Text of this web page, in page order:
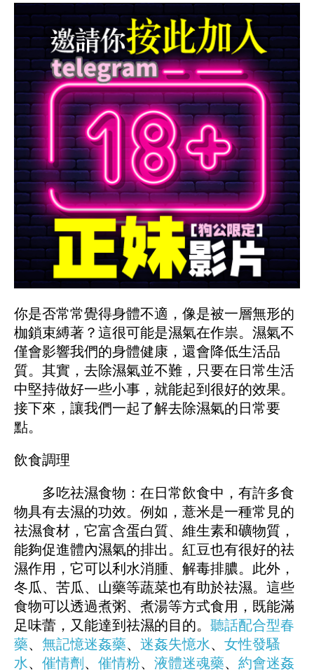
你是否常常覺得身體不適，像是被一層無形的
枷鎖束縛著？這很可能是濕氣在作祟。濕氣不
僅會影響我們的身體健康，還會降低生活品
質。其實，去除濕氣並不難，只要在日常生活
中堅持做好一些小事，就能起到很好的效果。
接下來，讓我們一起了解去除濕氣的日常要
點。
飲食調理
多吃祛濕食物：在日常飲食中，有許多食
物具有去濕的功效。例如，薏米是一種常見的
祛濕食材，它富含蛋白質、維生素和礦物質，
能夠促進體內濕氣的排出。紅豆也有很好的祛
濕作用，它可以利水消腫、解毒排膿。此外，
冬瓜、苦瓜、山藥等蔬菜也有助於祛濕。這些
食物可以透過煮粥、煮湯等方式食用，既能滿
足味蕾，又能達到祛濕的目的。 聽話配合型春
藥、 無記憶迷姦藥、 迷姦失憶水、 女性發騷
水、 催情劑 、 催情粉、 液體迷魂藥、 約會迷姦